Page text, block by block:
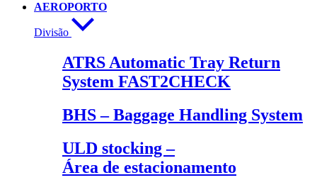
AEROPORTO
Divisão
ATRS Automatic Tray Return
System FAST2CHECK
BHS – Baggage Handling System
ULD stocking –
Área de estacionamento